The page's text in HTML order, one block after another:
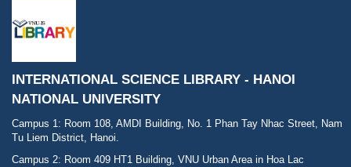
INTERNATIONAL SCIENCE LIBRARY - HANOI
NATIONAL UNIVERSITY
Campus 1: Room 108, AMDI Building, No. 1 Phan Tay Nhac Street, Nam
Tu Liem District, Hanoi.
Campus 2: Room 409 HT1 Building, VNU Urban Area in Hoa Lac